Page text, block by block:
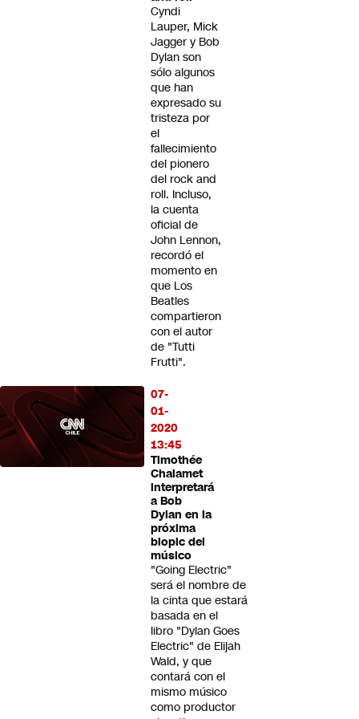
Cyndi
Lauper, Mick
Jagger y Bob
Dylan son
sólo algunos
que han
expresado su
tristeza por
el
fallecimiento
del pionero
del rock and
roll. Incluso,
la cuenta
oficial de
John Lennon,
recordó el
momento en
que Los
Beatles
compartieron
con el autor
de "Tutti
Frutti".
07-
01-
2020
13:45
Timothée
Chalamet
interpretará
a Bob
Dylan en la
próxima
biopic del
músico
"Going Electric"
será el nombre de
la cinta que estará
basada en el
libro "Dylan Goes
Electric" de Elijah
Wald, y que
contará con el
mismo músico
como productor